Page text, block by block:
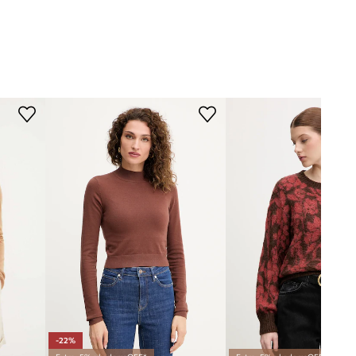
Preporučamo da odaberete veličinu koju
inače nosite.
Veličine prikazane u trgovini preračunate
su prema standardnoj europskoj tablici
veličina. Na etiketi isporučenog
proizvoda nalazi se originalna oznaka
proizvođača.
Tablica veličina
-22%